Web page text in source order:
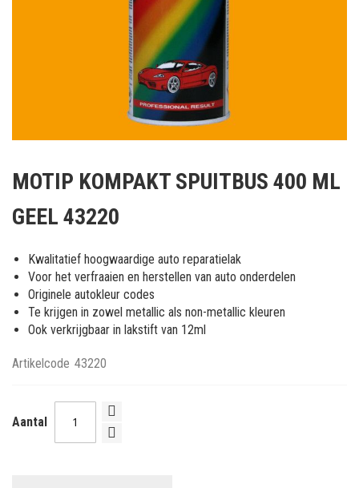
het
van
afbeeldingen-
gallerij
MOTIP KOMPAKT SPUITBUS 400 ML
GEEL 43220
Kwalitatief hoogwaardige auto reparatielak
Voor het verfraaien en herstellen van auto onderdelen
Originele autokleur codes
Te krijgen in zowel metallic als non-metallic kleuren
Ook verkrijgbaar in lakstift van 12ml
Artikelcode 43220
Aantal